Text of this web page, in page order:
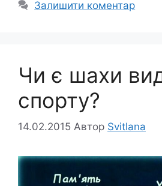
Залишити коментар
Чи є шахи
спорту?
14.02.2015 Автор Svitlana